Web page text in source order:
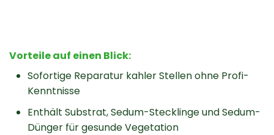
Vorteile auf einen Blick:
Sofortige Reparatur kahler Stellen ohne Profi-
Kenntnisse
Enthält Substrat, Sedum-Stecklinge und Sedum-
Dünger für gesunde Vegetation